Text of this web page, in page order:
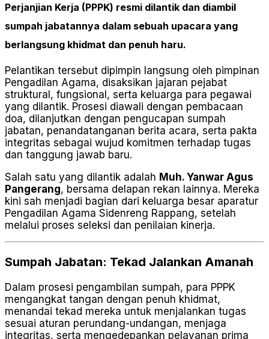
Perjanjian Kerja (PPPK) resmi dilantik dan diambil
sumpah jabatannya dalam sebuah upacara yang
berlangsung khidmat dan penuh haru.
Pelantikan tersebut dipimpin langsung oleh pimpinan
Pengadilan Agama, disaksikan jajaran pejabat
struktural, fungsional, serta keluarga para pegawai
yang dilantik. Prosesi diawali dengan pembacaan
doa, dilanjutkan dengan pengucapan sumpah
jabatan, penandatanganan berita acara, serta pakta
integritas sebagai wujud komitmen terhadap tugas
dan tanggung jawab baru.
Salah satu yang dilantik adalah Muh. Yanwar Agus
Pangerang, bersama delapan rekan lainnya. Mereka
kini sah menjadi bagian dari keluarga besar aparatur
Pengadilan Agama Sidenreng Rappang, setelah
melalui proses seleksi dan penilaian kinerja.
Sumpah Jabatan: Tekad Jalankan Amanah
Dalam prosesi pengambilan sumpah, para PPPK
mengangkat tangan dengan penuh khidmat,
menandai tekad mereka untuk menjalankan tugas
sesuai aturan perundang-undangan, menjaga
integritas, serta mengedepankan pelayanan prima